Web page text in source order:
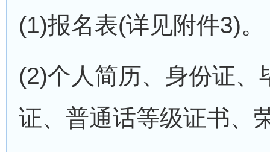
(1)报名表(详见附件3)。
(2)个人简历、身份证
证、普通话等级证书、